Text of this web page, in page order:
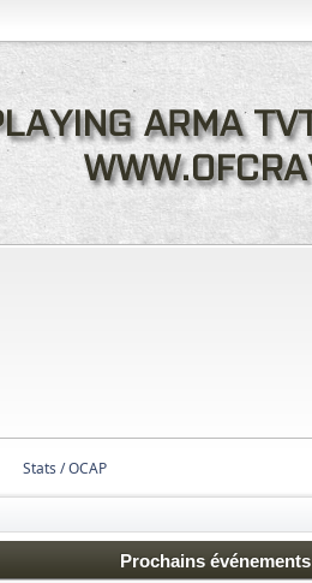
Stats / OCAP
Prochains événements